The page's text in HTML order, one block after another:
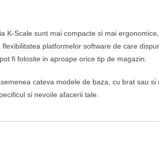
K-Scale sunt mai compacte si mai
platformelor software de care
fi folosite in aproape orice tip de magazin.
cateva modele de baza, cu brat sau
si nevoile afacerii tale.